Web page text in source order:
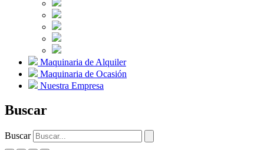
Maquinaria de Alquiler
Maquinaria de Ocasión
Nuestra Empresa
Buscar
Buscar